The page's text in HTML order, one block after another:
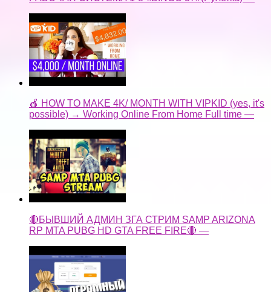
🍎 HOW TO MAKE 4K/ MONTH WITH VIPKID (yes, it's
possible) → Working Online From Home Full time —
🔴БЫВШИЙ АДМИН ЗГА СТРИМ SAMP ARIZONA
RP MTA PUBG HD GTA FREE FIRE🔴 —